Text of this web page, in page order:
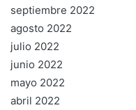
septiembre 2022
agosto 2022
julio 2022
junio 2022
mayo 2022
abril 2022